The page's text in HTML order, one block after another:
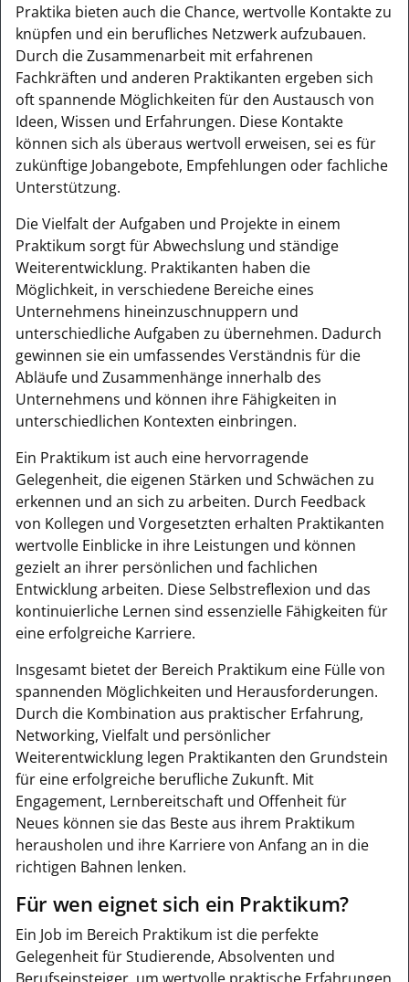
Praktika bieten auch die Chance, wertvolle Kontakte zu
knüpfen und ein berufliches Netzwerk aufzubauen.
Durch die Zusammenarbeit mit erfahrenen
Fachkräften und anderen Praktikanten ergeben sich
oft spannende Möglichkeiten für den Austausch von
Ideen, Wissen und Erfahrungen. Diese Kontakte
können sich als überaus wertvoll erweisen, sei es für
zukünftige Jobangebote, Empfehlungen oder fachliche
Unterstützung.
Die Vielfalt der Aufgaben und Projekte in einem
Praktikum sorgt für Abwechslung und ständige
Weiterentwicklung. Praktikanten haben die
Möglichkeit, in verschiedene Bereiche eines
Unternehmens hineinzuschnuppern und
unterschiedliche Aufgaben zu übernehmen. Dadurch
gewinnen sie ein umfassendes Verständnis für die
Abläufe und Zusammenhänge innerhalb des
Unternehmens und können ihre Fähigkeiten in
unterschiedlichen Kontexten einbringen.
Ein Praktikum ist auch eine hervorragende
Gelegenheit, die eigenen Stärken und Schwächen zu
erkennen und an sich zu arbeiten. Durch Feedback
von Kollegen und Vorgesetzten erhalten Praktikanten
wertvolle Einblicke in ihre Leistungen und können
gezielt an ihrer persönlichen und fachlichen
Entwicklung arbeiten. Diese Selbstreflexion und das
kontinuierliche Lernen sind essenzielle Fähigkeiten für
eine erfolgreiche Karriere.
Insgesamt bietet der Bereich Praktikum eine Fülle von
spannenden Möglichkeiten und Herausforderungen.
Durch die Kombination aus praktischer Erfahrung,
Networking, Vielfalt und persönlicher
Weiterentwicklung legen Praktikanten den Grundstein
für eine erfolgreiche berufliche Zukunft. Mit
Engagement, Lernbereitschaft und Offenheit für
Neues können sie das Beste aus ihrem Praktikum
herausholen und ihre Karriere von Anfang an in die
richtigen Bahnen lenken.
Für wen eignet sich ein Praktikum?
Ein Job im Bereich Praktikum ist die perfekte
Gelegenheit für Studierende, Absolventen und
Berufseinsteiger, um wertvolle praktische Erfahrungen